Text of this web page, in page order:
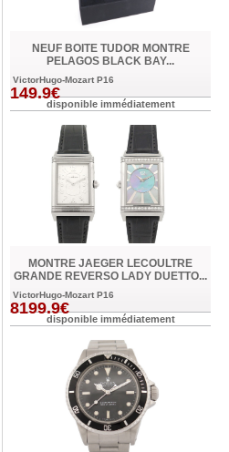
NEUF BOITE TUDOR MONTRE
PELAGOS BLACK BAY...
VictorHugo-Mozart P16
149.9€
disponible immédiatement
MONTRE JAEGER LECOULTRE
GRANDE REVERSO LADY DUETTO...
VictorHugo-Mozart P16
8199.9€
disponible immédiatement